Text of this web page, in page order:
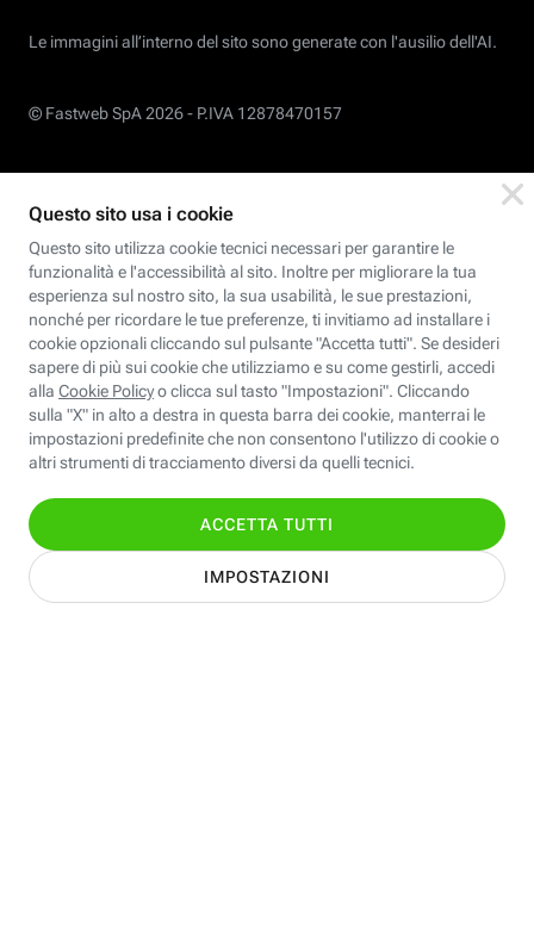
Le immagini all’interno del sito sono generate con l'ausilio dell'AI.
© Fastweb SpA 2026 - P.IVA 12878470157